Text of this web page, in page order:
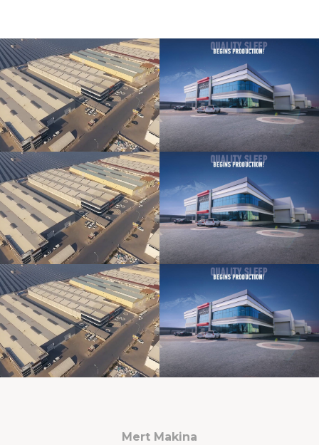
Mert Makina